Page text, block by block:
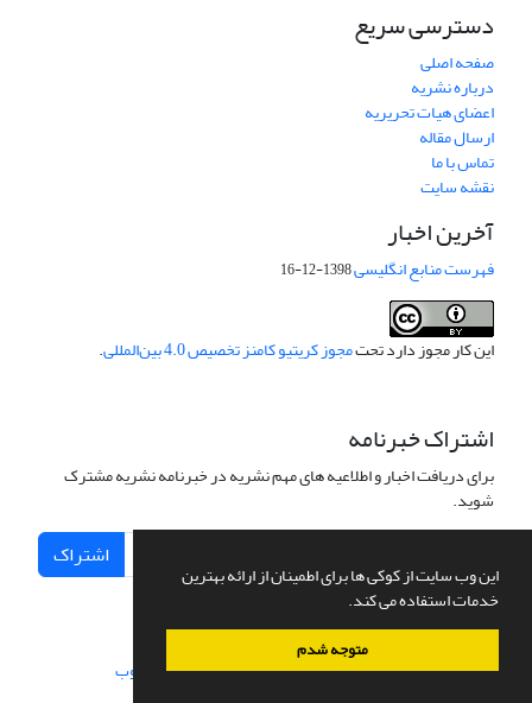
این وب سایت از کوکی ها برای اطمینان از ارائه بهترین
خدمات استفاده می کند.
متوجه شدم
دسترسی سریع
صفحه اصلی
درباره نشریه
اعضای هیات تحریریه
ارسال مقاله
تماس با ما
نقشه سایت
آخرین اخبار
فهرست منابع انگلیسی1398-12-16
این کار مجوز دارد تحتمجوز کریتیو کامنز تخصیص 4.0 بین‌المللی .
اشتراک خبرنامه
برای دریافت اخبار و اطلاعیه های مهم نشریه در خبرنامه نشریه مشترک
شوید.
اشتراک
سامانه مدیریت نشریات علمی.طراحی و پیاده سازی از سیناوب